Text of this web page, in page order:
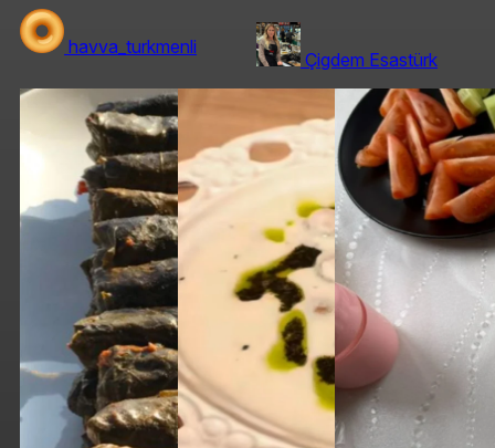
havva_turkmenli
Çigdem Esastürk